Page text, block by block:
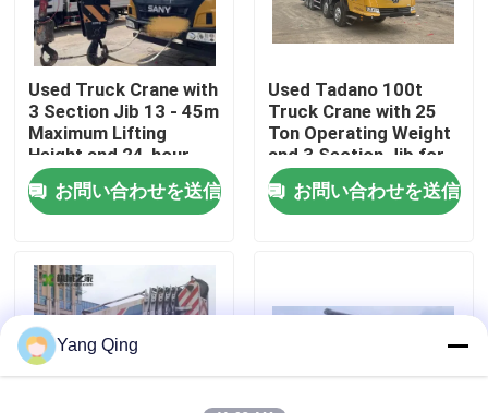
品質管理
私達に連絡しなさい
引用を要求しなさい
使用されたトラック クレーン
中古トラッククレーン
Used Truck Crane with
3 Section Jib 13 - 45m
Maximum Lifting
Height and 24-hour
Online Quality Service
お問い合わせを送信
Used Tadano 100t
Truck Crane with 25
Ton Operating Weight
and 3 Section Jib for
Heavy Lifting
お問い合わせを送信
Yang Qing